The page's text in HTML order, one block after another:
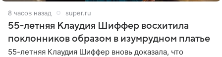
8 часов назад super.ru
55-летняя Клаудия Шиффер восхитила
поклонников образом в изумрудном платье
55-летняя Клаудия Шиффер вновь доказала, что